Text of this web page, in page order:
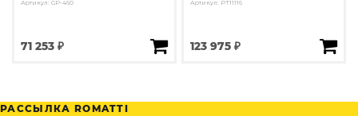
Артикул: GP-460
71 253 ₽
Артикул: PT11116
123 975 ₽
РАССЫЛКА ROMATTI